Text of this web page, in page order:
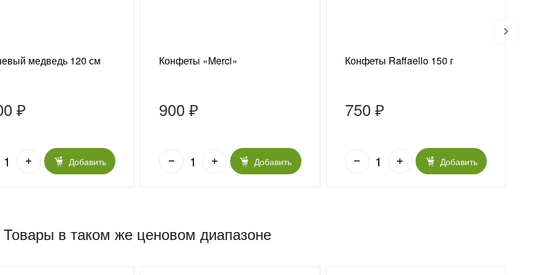
медведь 120 см
₽
Добавить
Конфеты «Merci»
900 ₽
Добавить
Конфеты Raffaello 150 г
750 ₽
Добавить
Товары в таком же ценовом диапазоне